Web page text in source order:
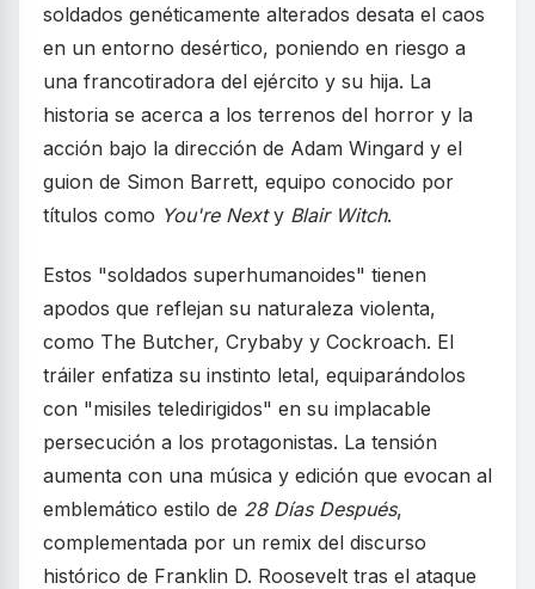
soldados genéticamente alterados desata el caos
en un entorno desértico, poniendo en riesgo a
una francotiradora del ejército y su hija. La
historia se acerca a los terrenos del horror y la
acción bajo la dirección de Adam Wingard y el
guion de Simon Barrett, equipo conocido por
títulos como You're Nexty Blair Witch.
Estos "soldados superhumanoides" tienen
apodos que reflejan su naturaleza violenta,
como The Butcher, Crybaby y Cockroach. El
tráiler enfatiza su instinto letal, equiparándolos
con "misiles teledirigidos" en su implacable
persecución a los protagonistas. La tensión
aumenta con una música y edición que evocan al
emblemático estilo de 28 Días Después,
complementada por un remix del discurso
histórico de Franklin D. Roosevelt tras el ataque